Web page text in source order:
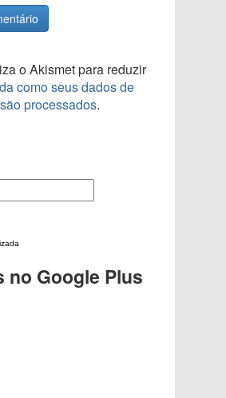
o Akismet para reduzir
como seus dados de
processados.
no Google Plus